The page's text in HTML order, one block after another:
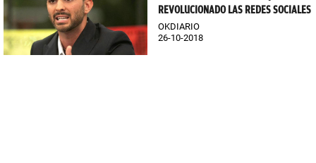
REVOLUCIONADO LAS REDES SOCIALES
OKDIARIO
26-10-2018